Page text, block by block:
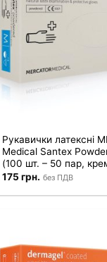
Рукавички латексні
Medical Santex
(100 шт. – 50 пар,
175 грн. без ПДВ